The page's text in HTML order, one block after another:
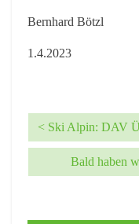
Bernhard Bötzl
1.4.2023
< Ski Alpin: DAV
Bald haben